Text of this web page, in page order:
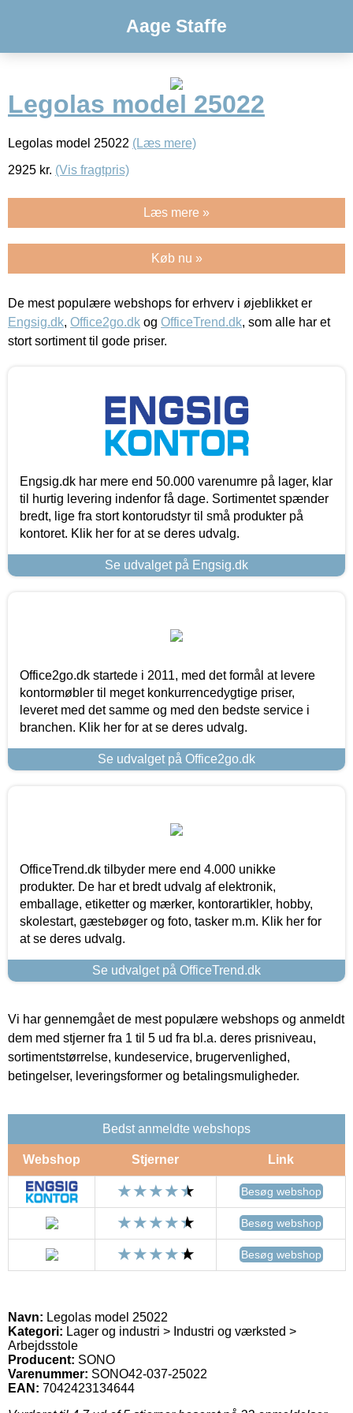
Aage Staffe
Legolas model 25022
Legolas model 25022 (Læs mere)
2925 kr. (Vis fragtpris)
Læs mere »
Køb nu »
De mest populære webshops for erhverv i øjeblikket er
Engsig.dk, Office2go.dk og OfficeTrend.dk, som alle har et
stort sortiment til gode priser.
Engsig.dk har mere end 50.000 varenumre på lager, klar
til hurtig levering indenfor få dage. Sortimentet spænder
bredt, lige fra stort kontorudstyr til små produkter på
kontoret. Klik her for at se deres udvalg.
Se udvalget på Engsig.dk
Office2go.dk startede i 2011, med det formål at levere
kontormøbler til meget konkurrencedygtige priser,
leveret med det samme og med den bedste service i
branchen. Klik her for at se deres udvalg.
Se udvalget på Office2go.dk
OfficeTrend.dk tilbyder mere end 4.000 unikke
produkter. De har et bredt udvalg af elektronik,
emballage, etiketter og mærker, kontorartikler, hobby,
skolestart, gæstebøger og foto, tasker m.m. Klik her for
at se deres udvalg.
Se udvalget på OfficeTrend.dk
Vi har gennemgået de mest populære webshops og anmeldt
dem med stjerner fra 1 til 5 ud fra bl.a. deres prisniveau,
sortimentstørrelse, kundeservice, brugervenlighed,
betingelser, leveringsformer og betalingsmuligheder.
Bedst anmeldte webshops
Webshop Stjerner Link
Besøg webshop
Besøg webshop
Besøg webshop
Navn: Legolas model 25022
Kategori: Lager og industri > Industri og værksted >
Arbejdsstole
Producent: SONO
Varenummer: SONO42-037-25022
EAN: 7042423134644